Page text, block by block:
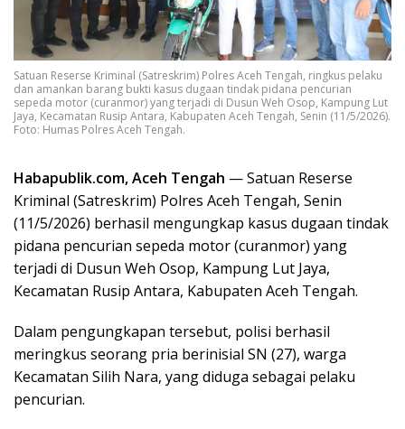
Satuan Reserse Kriminal (Satreskrim) Polres Aceh Tengah, ringkus pelaku
dan amankan barang bukti kasus dugaan tindak pidana pencurian
sepeda motor (curanmor) yang terjadi di Dusun Weh Osop, Kampung Lut
Jaya, Kecamatan Rusip Antara, Kabupaten Aceh Tengah, Senin (11/5/2026).
Foto: Humas Polres Aceh Tengah.
Habapublik.com, Aceh Tengah — Satuan Reserse
Kriminal (Satreskrim) Polres Aceh Tengah, Senin
(11/5/2026) berhasil mengungkap kasus dugaan tindak
pidana pencurian sepeda motor (curanmor) yang
terjadi di Dusun Weh Osop, Kampung Lut Jaya,
Kecamatan Rusip Antara, Kabupaten Aceh Tengah.
Dalam pengungkapan tersebut, polisi berhasil
meringkus seorang pria berinisial SN (27), warga
Kecamatan Silih Nara, yang diduga sebagai pelaku
pencurian.